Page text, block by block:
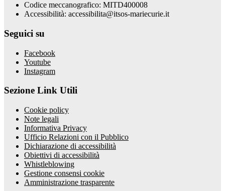
Codice meccanografico: MITD400008
Accessibilità: accessibilita@itsos-mariecurie.it
Seguici su
Facebook
Youtube
Instagram
Sezione Link Utili
Cookie policy
Note legali
Informativa Privacy
Ufficio Relazioni con il Pubblico
Dichiarazione di accessibilità
Obiettivi di accessibilità
Whistleblowing
Gestione consensi cookie
Amministrazione trasparente